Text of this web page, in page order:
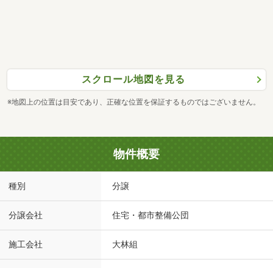
スクロール地図を見る
※地図上の位置は目安であり、正確な位置を保証するものではございません。
物件概要
種別 分譲
分譲会社 住宅・都市整備公団
施工会社 大林組